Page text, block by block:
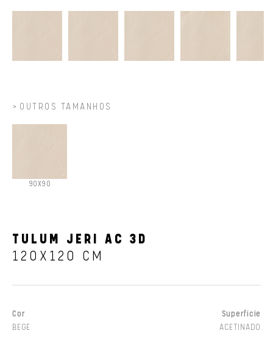
OUTROS TAMANHOS
90X90
TULUM JERI AC 3D
120X120 CM
Cor
BEGE
Superfície
ACETINADO